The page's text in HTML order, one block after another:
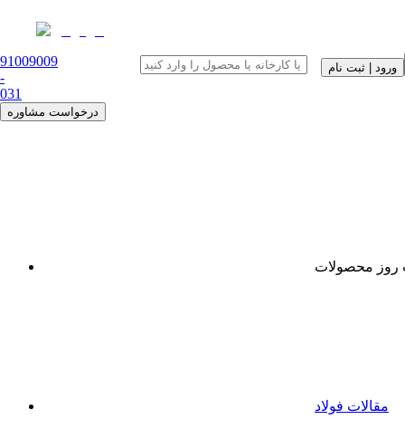
91009009
-
031
درخواست مشاوره
ورود | ثبت نام
روز محصولات
مقالات فولاد